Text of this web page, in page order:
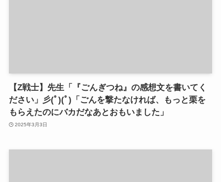
【Z戦士】先生「『ごんぎつね』の感想文を書いてく
ださい」彡(ﾟ)(ﾟ)「ごんを撃たなければ、もっと栗を
もらえたのにバカだなあとおもいました」
2025年3月3日